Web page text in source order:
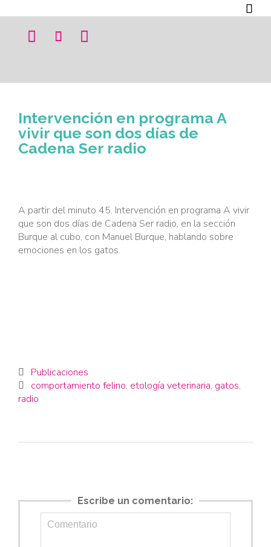

  
Intervención en programa A
vivir que son dos días de
Cadena Ser radio
A partir del minuto 45. Intervención en programa A vivir
que son dos días de Cadena Ser radio, en la sección
Burque al cubo, con Manuel Burque, hablando sobre
emociones en los gatos.
 Category
Publicaciones
 Tags
comportamiento felino, etología veterinaria, gatos,
radio
Escribe un comentario: